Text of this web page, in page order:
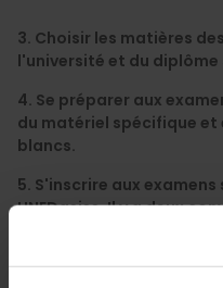
3️. Choisir les matières
l'université et du
4️. Se préparer aux
du matériel spécifique et
blancs.
5️. S'inscrire aux
UNEDasiss. Il y a deux
Extraordinaire : Début